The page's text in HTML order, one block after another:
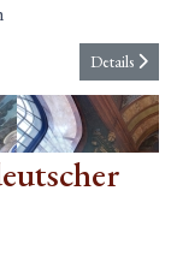
Details